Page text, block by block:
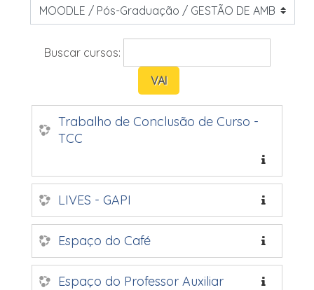
Buscar cursos:
Trabalho de Conclusão de Curso -
TCC
LIVES - GAPI
Espaço do Café
Espaço do Professor Auxiliar